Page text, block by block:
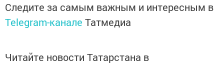
Следите за самым важным и интересным в
Telegram-канале Татмедиа
Читайте новости Татарстана в